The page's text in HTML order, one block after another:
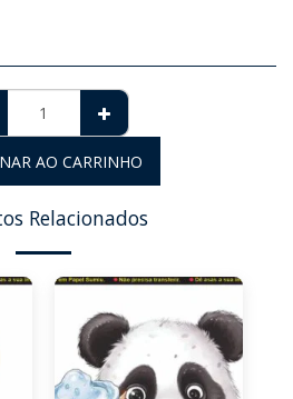
AO CARRINHO
Relacionados